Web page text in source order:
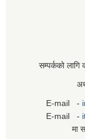
सम्पर्कको लागि
अथवा
E-mail -
E-mail -
मा सम्पर्क